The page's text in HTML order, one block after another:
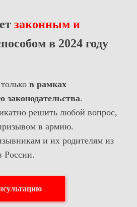
законным и
в 2024 году
в рамках
законодательства.
решить любой вопрос,
в армию.
и их родителям из
России.